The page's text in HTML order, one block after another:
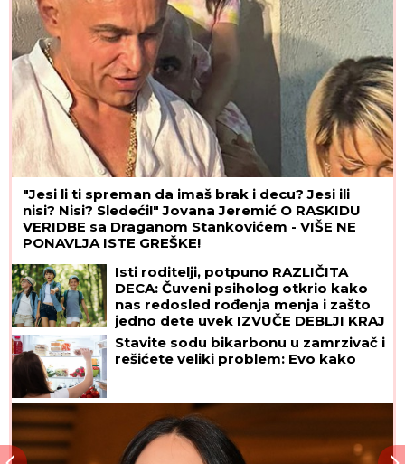
"Jesi li ti spreman da imaš brak i decu? Jesi ili
nisi? Nisi? Sledeći!" Jovana Jeremić O RASKIDU
VERIDBE sa Draganom Stankovićem - VIŠE NE
PONAVLJA ISTE GREŠKE!
Isti roditelji, potpuno RAZLIČITA
DECA: Čuveni psiholog otkrio kako
nas redosled rođenja menja i zašto
jedno dete uvek IZVUČE DEBLJI KRAJ
Stavite sodu bikarbonu u zamrzivač i
rešićete veliki problem: Evo kako